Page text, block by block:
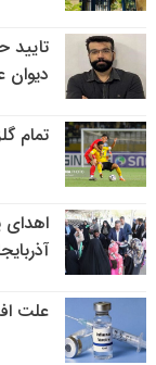
دیوان
تمام
علت